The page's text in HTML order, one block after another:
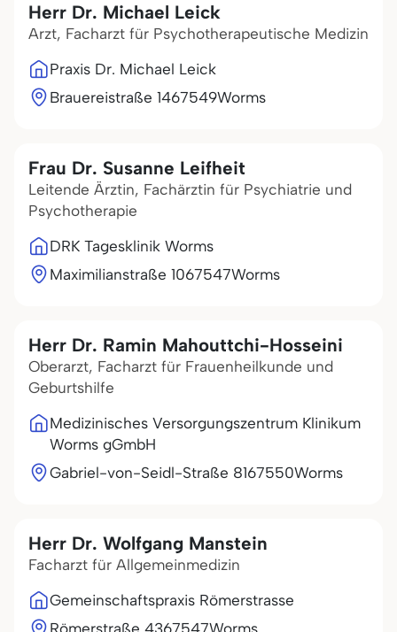
Herr Dr. Michael Leick
Arzt, Facharzt für Psychotherapeutische Medizin
Praxis Dr. Michael Leick
Brauereistraße 1467549Worms
Frau Dr. Susanne Leifheit
Leitende Ärztin, Fachärztin für Psychiatrie und
Psychotherapie
DRK Tagesklinik Worms
Maximilianstraße 1067547Worms
Herr Dr. Ramin Mahouttchi-Hosseini
Oberarzt, Facharzt für Frauenheilkunde und
Geburtshilfe
Medizinisches Versorgungszentrum Klinikum
Worms gGmbH
Gabriel-von-Seidl-Straße 8167550Worms
Herr Dr. Wolfgang Manstein
Facharzt für Allgemeinmedizin
Gemeinschaftspraxis Römerstrasse
Römerstraße 4367547Worms